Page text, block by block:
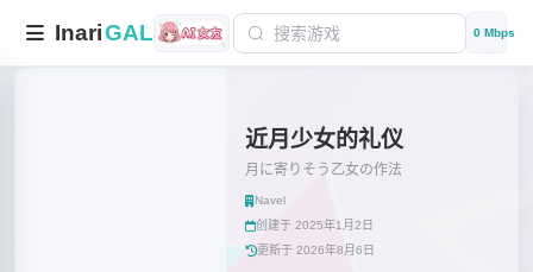
InariGAL 0 Mbps
近月少女的礼仪
月に寄りそう乙女の作法
Navel
创建于 2025年1月2日
更新于 2026年8月6日